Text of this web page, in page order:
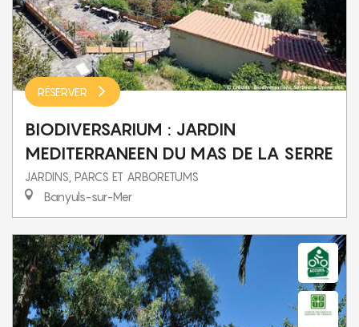
RÉSERVER
BIODIVERSARIUM : JARDIN
MEDITERRANEEN DU MAS DE LA SERRE
JARDINS, PARCS ET ARBORETUMS
Banyuls-sur-Mer